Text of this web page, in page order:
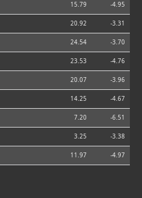
15.79 -4.95
20.92 -3.31
24.54 -3.70
23.53 -4.76
20.07 -3.96
14.25 -4.67
7.20 -6.51
3.25 -3.38
11.97 -4.97